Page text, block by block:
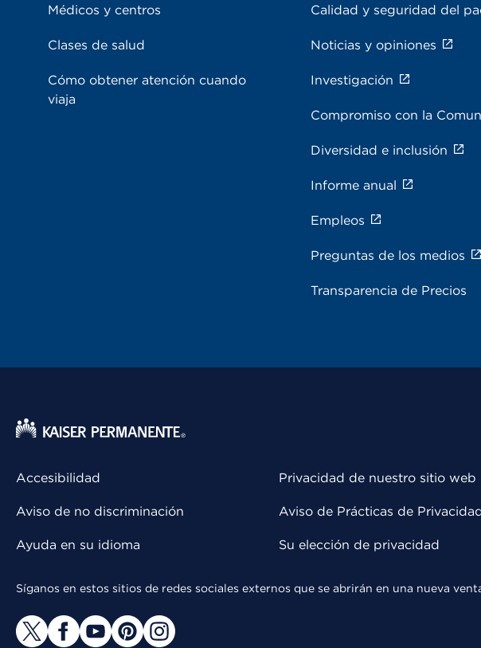
Médicos y centros
Clases de salud
Cómo obtener atención cuando
viaja
Calidad y seguridad del
Noticias y opiniones
Investigación
Compromiso con la
Diversidad e inclusión
Informe anual
Empleos
Preguntas de los medios
Transparencia de Precios
Accesibilidad
Aviso de no discriminación
Ayuda en su idioma
Privacidad de nuestro sitio web
Aviso de Prácticas de
Su elección de privacidad
Síganos en estos sitios de redes sociales externos que se abrirán en una nueva